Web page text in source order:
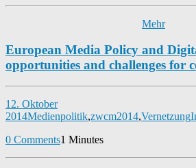
Mehr
European Media Policy and
opportunities and challenges for
12. Oktober
2014Medienpolitik,zwcm2014,Vernetzung
0 Comments1 Minutes